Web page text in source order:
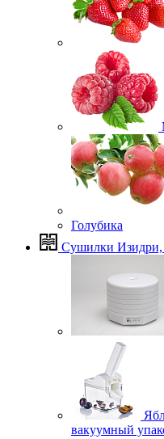
Голубика
Сушилки
вакуумный